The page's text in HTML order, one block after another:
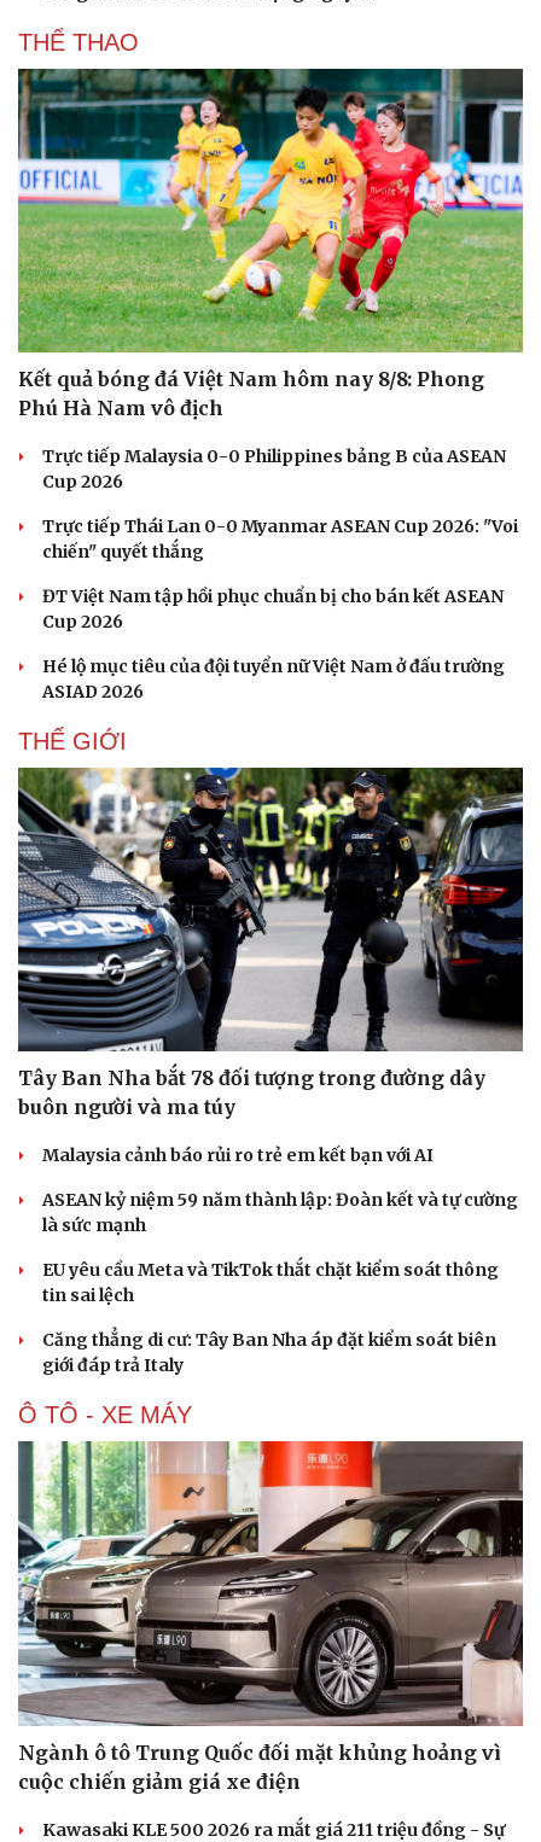
Cải chính
THỂ THAO
Kết quả bóng đá Việt Nam hôm nay 8/8: Phong
Phú Hà Nam vô địch
Trực tiếp Malaysia 0-0 Philippines bảng B của ASEAN
Cup 2026
Trực tiếp Thái Lan 0-0 Myanmar ASEAN Cup 2026: "Voi
chiến" quyết thắng
ĐT Việt Nam tập hồi phục chuẩn bị cho bán kết ASEAN
Cup 2026
Hé lộ mục tiêu của đội tuyển nữ Việt Nam ở đấu trường
ASIAD 2026
THẾ GIỚI
Tây Ban Nha bắt 78 đối tượng trong đường dây
buôn người và ma túy
Malaysia cảnh báo rủi ro trẻ em kết bạn với AI
ASEAN kỷ niệm 59 năm thành lập: Đoàn kết và tự cường
là sức mạnh
EU yêu cầu Meta và TikTok thắt chặt kiểm soát thông
tin sai lệch
Căng thẳng di cư: Tây Ban Nha áp đặt kiểm soát biên
giới đáp trả Italy
Ô TÔ - XE MÁY
Ngành ô tô Trung Quốc đối mặt khủng hoảng vì
cuộc chiến giảm giá xe điện
Kawasaki KLE 500 2026 ra mắt giá 211 triệu đồng - Sự